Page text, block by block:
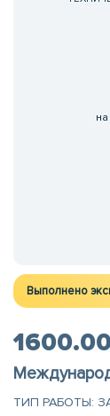
Выполнено
ТИП РАБОТЫ: